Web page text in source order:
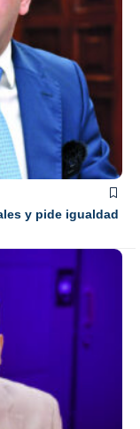
y pide igualdad